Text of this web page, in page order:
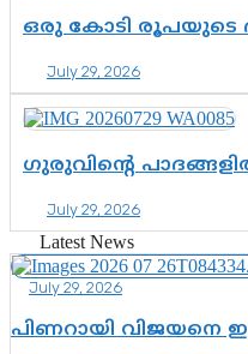
ഒരു കോടി രൂപയുടെ
July 29, 2026
ഗുരുവിന്റെ
July 29, 2026
Latest News
July 29, 2026
പിണറായി വിജയനെ